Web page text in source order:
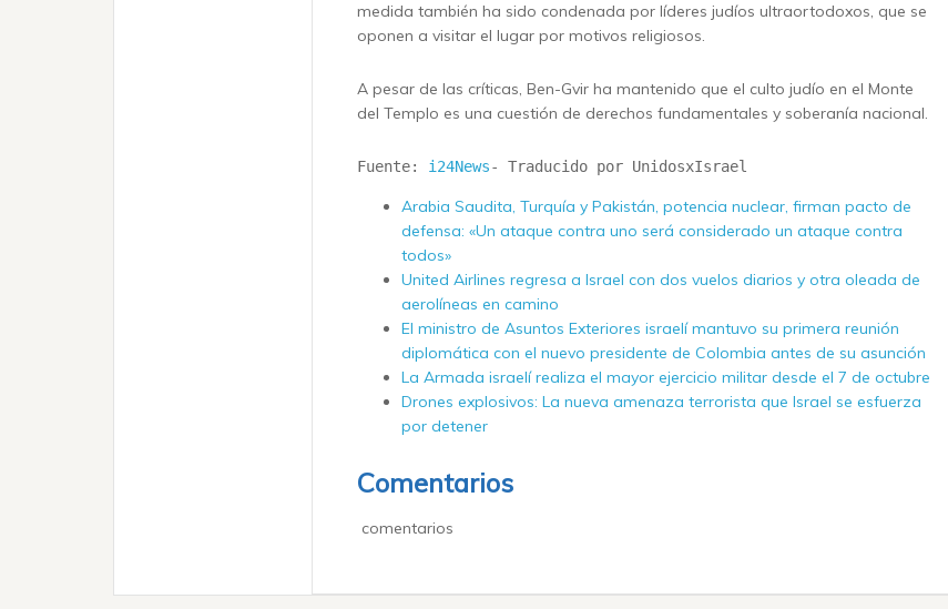
medida también ha sido condenada por líderes judíos ultraortodoxos, que se
oponen a visitar el lugar por motivos religiosos.
A pesar de las críticas, Ben-Gvir ha mantenido que el culto judío en el Monte
del Templo es una cuestión de derechos fundamentales y soberanía nacional.
Fuente: i24News- Traducido por UnidosxIsrael
Arabia Saudita, Turquía y Pakistán, potencia nuclear, firman pacto de
defensa: «Un ataque contra uno será considerado un ataque contra
todos»
United Airlines regresa a Israel con dos vuelos diarios y otra oleada de
aerolíneas en camino
El ministro de Asuntos Exteriores israelí mantuvo su primera reunión
diplomática con el nuevo presidente de Colombia antes de su asunción
La Armada israelí realiza el mayor ejercicio militar desde el 7 de octubre
Drones explosivos: La nueva amenaza terrorista que Israel se esfuerza
por detener
Comentarios
comentarios